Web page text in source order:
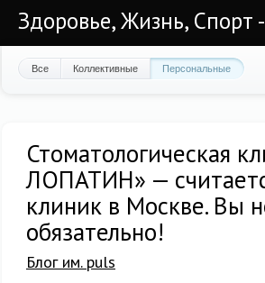
Здоровье, Жизнь, Спорт
Все Коллективные Персональные
Стоматологическая
ЛОПАТИН» —
клиник в Москве. Вы
обязательно!
Блог им. puls